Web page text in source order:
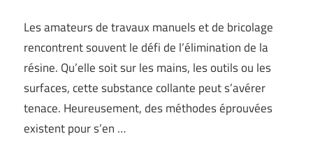
Les amateurs de travaux manuels et de bricolage
rencontrent souvent le défi de l’élimination de la
résine. Qu’elle soit sur les mains, les outils ou les
surfaces, cette substance collante peut s’avérer
tenace. Heureusement, des méthodes éprouvées
existent pour s’en …